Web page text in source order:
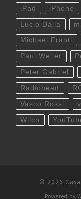
iPad iPhone
Lucio Dalla
Michael Franti
Paul Weller
Peter Gabriel
Radiohead
Vasco Rossi
Wilco
© 2026
Powered by